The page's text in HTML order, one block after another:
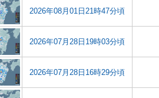
2026年08月01日21時47分頃
2026年07月28日19時03分頃
2026年07月28日16時29分頃